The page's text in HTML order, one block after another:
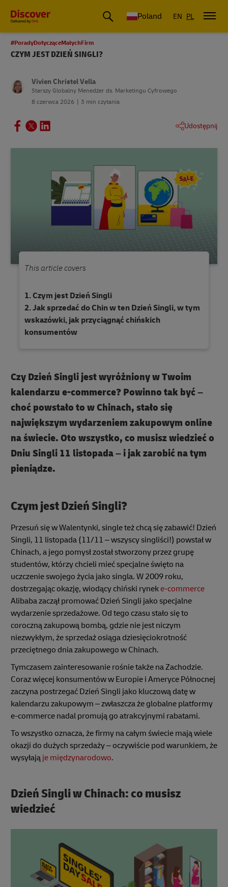
Poland EN PL
#PoradyDotycząceMałychFirm
CZYM JEST DZIEŃ SINGLI?
Vivien Christel Vella
Starszy Globalny Menedżer ds. Marketingu Cyfrowego
8 czerwca 2026
3 min czytania
Udostępnij
This article covers
Czym jest Dzień Singli
Jak sprzedać do Chin w ten Dzień Singli, w tym
wskazówki, jak przyciągnąć chińskich
konsumentów
Czy Dzień Singli jest wyróżniony w Twoim
kalendarzu e-commerce? Powinno tak być –
choć powstało to w Chinach, stało się
największym wydarzeniem zakupowym online
na świecie. Oto wszystko, co musisz wiedzieć o
Dniu Singli 11 listopada – i jak zarobić na tym
pieniądze.
Czym jest Dzień Singli?
Przesuń się w Walentynki, single też chcą się zabawić! Dzień
Singli, 11 listopada (11/11 – wszyscy singliści!) powstał w
Chinach, a jego pomysł został stworzony przez grupę
studentów, którzy chcieli mieć specjalne święto na
uczczenie swojego życia jako singla. W 2009 roku,
dostrzegając okazję, wiodący chiński rynek e-commerce
Alibaba zaczął promować Dzień Singli jako specjalne
wydarzenie sprzedażowe. Od tego czasu stało się to
coroczną zakupową bombą, gdzie nie jest niczym
niezwykłym, że sprzedaż osiąga dziesięciokrotność
przeciętnego dnia zakupowego w Chinach.
Tymczasem zainteresowanie rośnie także na Zachodzie.
Coraz więcej konsumentów w Europie i Ameryce Północnej
zaczyna postrzegać Dzień Singli jako kluczową datę w
kalendarzu zakupowym – zwłaszcza że globalne platformy
e-commerce nadal promują go atrakcyjnymi rabatami.
To wszystko oznacza, że firmy na całym świecie mają wiele
okazji do dużych sprzedaży – oczywiście pod warunkiem, że
wysyłają je międzynarodowo.
Dzień Singli w Chinach: co musisz
wiedzieć